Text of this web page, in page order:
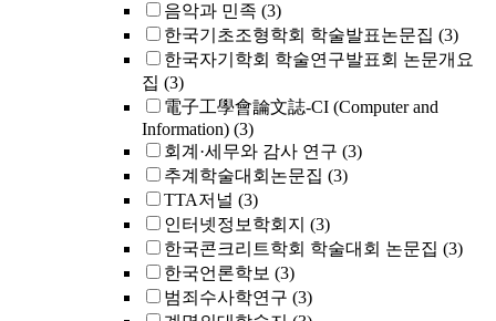
음악과 민족 (3)
한국기초조형학회 학술발표논문집 (3)
한국자기학회 학술연구발표회 논문개요
집 (3)
電子工學會論文誌-CI (Computer and
Information) (3)
회계·세무와 감사 연구 (3)
추계학술대회논문집 (3)
TTA저널 (3)
인터넷정보학회지 (3)
한국콘크리트학회 학술대회 논문집 (3)
한국언론학보 (3)
범죄수사학연구 (3)